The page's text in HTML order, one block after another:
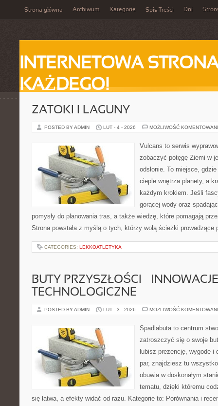
Strona główna Archiwum Kategorie Spis Treści Dni
INTERNETOWA
KAŻDEGO!
ZATOKI I LAGUNY
POSTED BY ADMIN LUT - 4 - 2026 MOŻLIWOŚĆ
Vulcans to serwis
zobaczyć potęgę Ziemi w
odsłonie. To miejsce,
cieple wnętrza planety, a
każdym krokiem. Jeśli
gorącej wody oraz
pomysły do planowania tras, a także wiedzę, które pomagają
Strona powstała z myślą o tych, którzy wolą ścieżki
CATEGORIES: LEKKOATLETYKA
BUTY PRZYSZŁOŚCI – INNOWACJE
TECHNOLOGICZNE
POSTED BY ADMIN LUT - 3 - 2026 MOŻLIWOŚĆ
Spadlabuta to centrum
zatroszczyć się o swoje
lubisz prezencję, wygodę i
par, znajdziesz tu
obuwia w doskonałym
tematu, dzięki któremu
się łatwa, a efekty widać od razu. Kategorie to: Porównania i